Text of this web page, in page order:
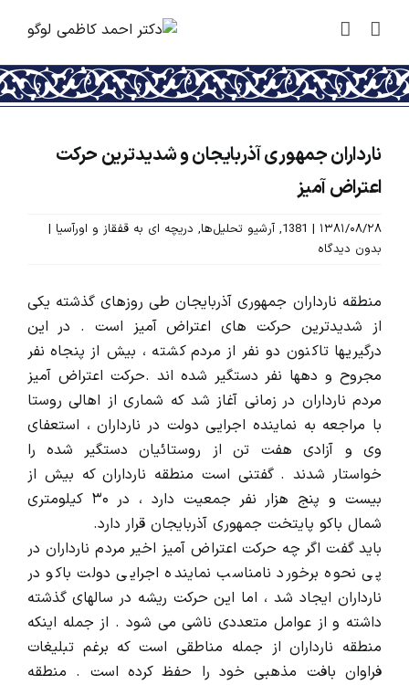
محتوا
نارداران جمهوری آذربایجان و شدیدترین حرکت
اعتراض آمیز
۱۳۸۱/۰۸/۲۸ |
1381
, آرشیو تحلیل‌ها, دریچه ای به قفقاز و اورآسیا |
بدون دیدگاه
منطقه نارداران جمهوری آذربایجان طی روزهای گذشته یکی
از شدیدترین حرکت های اعتراض آمیز است . در این
درگیریها تاکنون دو نفر از مردم کشته ، بیش از پنجاه نفر
مجروح و دهها نفر دستگیر شده اند .حرکت اعتراض آمیز
مردم نارداران در زمانی آغاز شد که شماری از اهالی روستا
با مراجعه به نماینده اجرایی دولت در نارداران ، استعفای
وی و آزادی هفت تن از روستائیان دستگیر شده را
خواستار شدند . گفتنی است منطقه نارداران که بیش از
بیست و پنج هزار نفر جمعیت دارد ، در ۳۰ کیلومتری
شمال باکو پایتخت جمهوری آذربایجان قرار دارد.
باید گفت اگر چه حرکت اعتراض آمیز اخیر مردم نارداران در
پی نحوه برخورد نامناسب نماینده اجرایی دولت باکو در
نارداران ایجاد شد ، اما این حرکت ریشه در سالهای گذشته
داشته و از عوامل متعددی ناشی می شود . از جمله اینکه
منطقه نارداران از جمله مناطقی است که برغم تبلیغات
فراوان بافت مذهبی خود را حفظ کرده است . منطقه